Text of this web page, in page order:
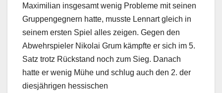
Maximilian insgesamt wenig Probleme mit seinen
Gruppengegnern hatte, musste Lennart gleich in
seinem ersten Spiel alles zeigen. Gegen den
Abwehrspieler Nikolai Grum kämpfte er sich im 5.
Satz trotz Rückstand noch zum Sieg. Danach
hatte er wenig Mühe und schlug auch den 2. der
diesjährigen hessischen